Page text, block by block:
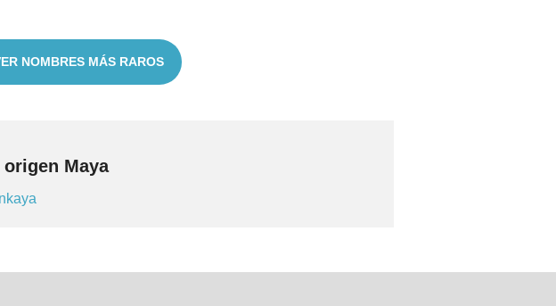
NOMBRES MÁS RAROS
Maya